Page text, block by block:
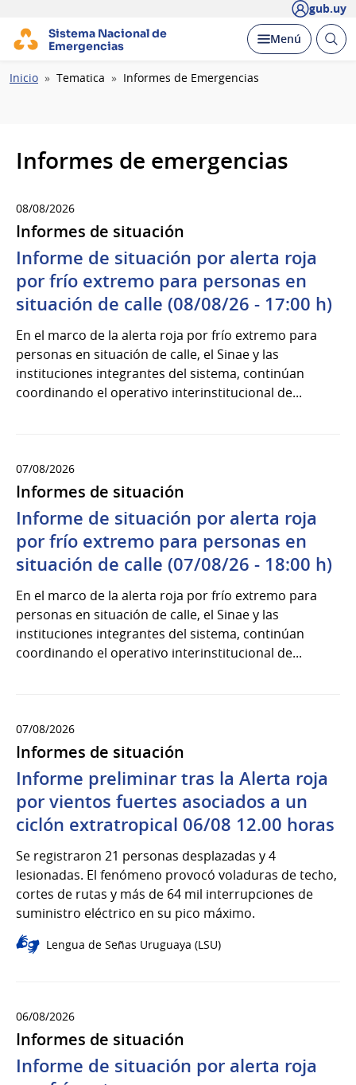
gub.uy
Sistema Nacional de
Emergencias
Desplegar
Menú Abrir
Ruta
Inicio Tematica Informes de Emergencias
Informes de emergencias
08/08/2026
Informes de situación
Informe de situación por alerta roja
por frío extremo para personas en
situación de calle (08/08/26 - 17:00 h)
En el marco de la alerta roja por frío extremo para
personas en situación de calle, el Sinae y las
instituciones integrantes del sistema, continúan
coordinando el operativo interinstitucional de...
07/08/2026
Informes de situación
Informe de situación por alerta roja
por frío extremo para personas en
situación de calle (07/08/26 - 18:00 h)
En el marco de la alerta roja por frío extremo para
personas en situación de calle, el Sinae y las
instituciones integrantes del sistema, continúan
coordinando el operativo interinstitucional de...
07/08/2026
Informes de situación
Informe preliminar tras la Alerta roja
por vientos fuertes asociados a un
ciclón extratropical 06/08 12.00 horas
Se registraron 21 personas desplazadas y 4
lesionadas. El fenómeno provocó voladuras de techo,
cortes de rutas y más de 64 mil interrupciones de
suministro eléctrico en su pico máximo.
Lengua de Señas Uruguaya (LSU)
06/08/2026
Informes de situación
Informe de situación por alerta roja